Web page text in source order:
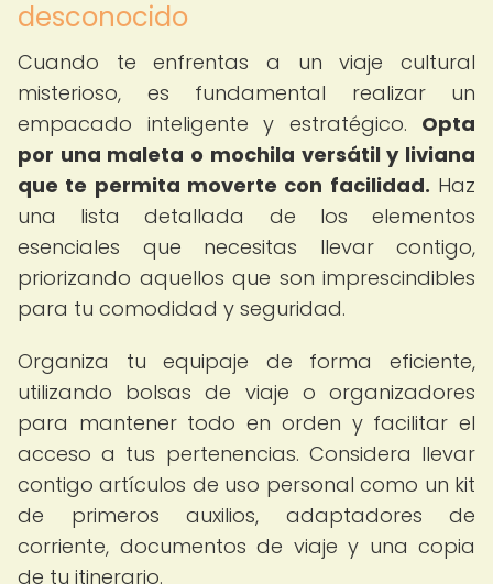
desconocido
Cuando te enfrentas a un viaje cultural
misterioso, es fundamental realizar un
empacado inteligente y estratégico. Opta
por una maleta o mochila versátil y liviana
que te permita moverte con facilidad. Haz
una lista detallada de los elementos
esenciales que necesitas llevar contigo,
priorizando aquellos que son imprescindibles
para tu comodidad y seguridad.
Organiza tu equipaje de forma eficiente,
utilizando bolsas de viaje o organizadores
para mantener todo en orden y facilitar el
acceso a tus pertenencias. Considera llevar
contigo artículos de uso personal como un kit
de primeros auxilios, adaptadores de
corriente, documentos de viaje y una copia
de tu itinerario.